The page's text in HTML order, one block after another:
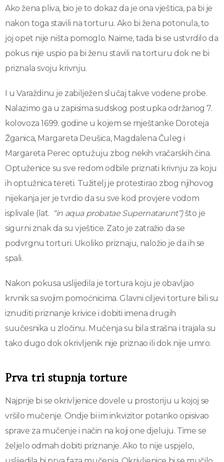
Ako žena pliva, bio je to dokaz da je ona vještica, pa bi je
nakon toga stavili na torturu. Ako bi žena potonula, to
joj opet nije ništa pomoglo. Naime, tada bi se ustvrdilo da
pokus nije uspio pa bi ženu stavili na torturu dok ne bi
priznala svoju krivnju.
I u Varaždinu je zabilježen slučaj takve vodene probe.
Nalazimo ga u zapisima sudskog postupka održanog 7.
kolovoza 1699. godine u kojem se mještanke Doroteja
Žganica, Margareta Deušica, Magdalena Čuleg i
Margareta Perec optužuju zbog nekih vračarskih čina.
Optuženice su sve redom odbile priznati krivnju za koju
ih optužnica tereti. Tužitelj je protestirao zbog njihovog
nijekanja jer je tvrdio da su sve kod provjere vodom
isplivale (lat. “in aqua probatae Supernatarunt”)što je
sigurni znak da su vještice. Zato je zatražio da se
podvrgnu torturi. Ukoliko priznaju, naložio je da ih se
spali.
Nakon pokusa uslijedila je tortura koju je obavljao
krvnik sa svojim pomoćnicima. Glavni ciljevi torture bili su
iznuditi priznanje krivice i dobiti imena drugih
suučesnika u zločinu. Mučenja su bila strašna i trajala su
tako dugo dok okrivljenik nije priznao ili dok nije umro.
Prva tri stupnja torture
Najprije bi se okrivljenice dovele u prostoriju u kojoj se
vršilo mučenje. Ondje bi im inkvizitor potanko opisivao
sprave za mučenje i način na koji one djeluju. Time se
željelo odmah dobiti priznanje. Ako to nije uspjelo,